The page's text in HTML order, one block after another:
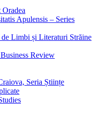
Apulensis – Series
Limbi și Literaturi Străine
Review
Seria Științe